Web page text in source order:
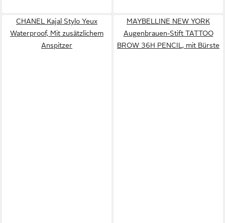
CHANEL Kajal Stylo Yeux
Waterproof, Mit zusätzlichem
Anspitzer
MAYBELLINE NEW YORK
Augenbrauen-Stift TATTOO
BROW 36H PENCIL, mit Bürste